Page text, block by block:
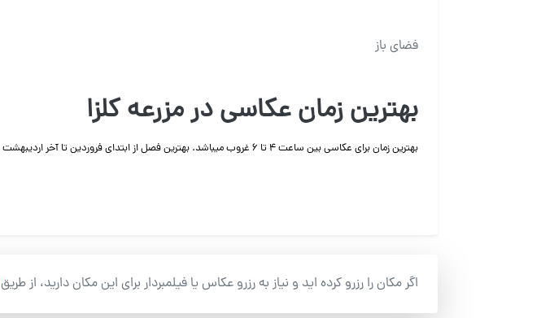
فضای باز
بهترین زمان عکاسی در مزرعه کلزا
بهترین زمان برای عکاسی بین ساعت ۴ تا ۶ غروب میباشد. بهترین فصل از ابتدای فروردین تا آخر اردیبهشت است.
اگر مکان را رزرو کرده اید و نیاز به رزرو عکاس یا فیلمبردار برای این مکان دارید، از طریق